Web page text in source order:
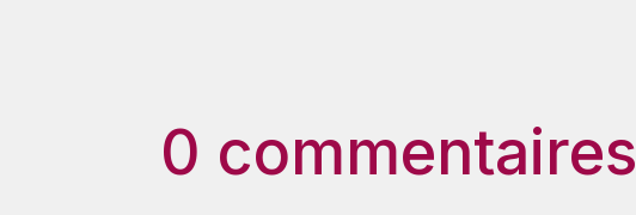
0 commentaires